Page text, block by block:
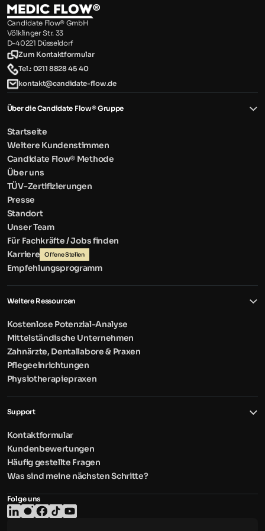
Candidate Flow® GmbH
Völklinger Str. 33
D-40221 Düsseldorf
Zum Kontaktformular
Tel.: 0211 8828 45 40
kontakt@candidate-flow.de
Über die Candidate Flow® Gruppe
Startseite
Weitere Kundenstimmen
Candidate Flow® Methode
Über uns
TÜV-Zertifizierungen
Presse
Standort
Unser Team
Für Fachkräfte / Jobs finden
Karriere
Offene Stellen
Empfehlungsprogramm
Weitere Ressourcen
Kostenlose Potenzial-Analyse
Mittelständische Unternehmen
Zahnärzte, Dentallabore & Praxen
Pflegeeinrichtungen
Physiotherapiepraxen
Support
Kontaktformular
Kundenbewertungen
Häufig gestellte Fragen
Was sind meine nächsten Schritte?
Folge uns